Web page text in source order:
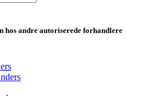
hos andre autoriserede forhandlere